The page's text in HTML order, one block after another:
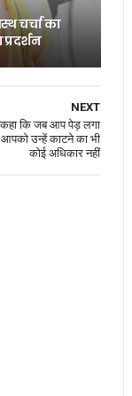
चर्चा का
NEXT
कहा कि जब आप पेड़ लगा
उन्हें काटने का भी
कोई अधिकार नहीं